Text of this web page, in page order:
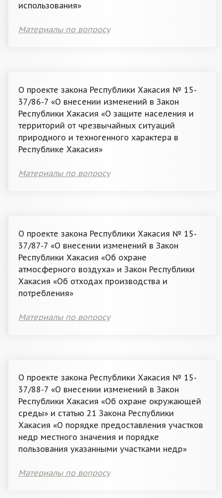
использования»
Материалы по вопросу
О проекте закона Республики Хакасия № 15-
37/86-7 «О внесении изменений в Закон
Республики Хакасия «О защите населения и
территорий от чрезвычайных ситуаций
природного и техногенного характера в
Республике Хакасия»
Материалы по вопросу
О проекте закона Республики Хакасия № 15-
37/87-7 «О внесении изменений в Закон
Республики Хакасия «Об охране
атмосферного воздуха» и Закон Республики
Хакасия «Об отходах производства и
потребления»
Материалы по вопросу
О проекте закона Республики Хакасия № 15-
37/88-7 «О внесении изменений в Закон
Республики Хакасия «Об охране окружающей
среды» и статью 21 Закона Республики
Хакасия «О порядке предоставления участков
недр местного значения и порядке
пользования указанными участками недр»
Материалы по вопросу